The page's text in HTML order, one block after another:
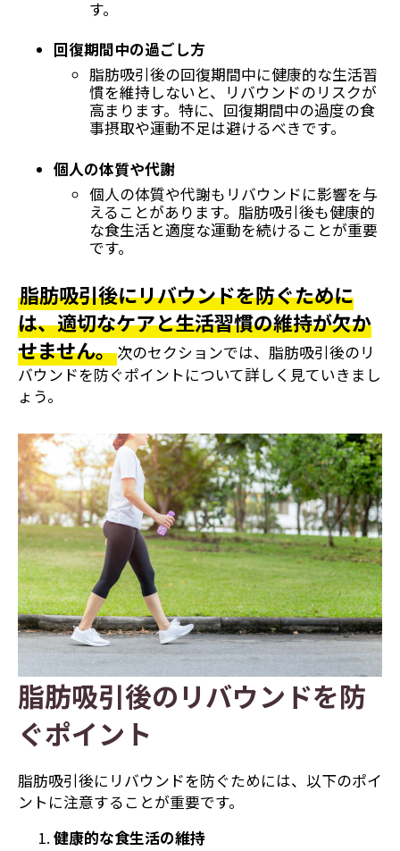
す。
回復期間中の過ごし方
脂肪吸引後の回復期間中に健康的な生活習
慣を維持しないと、リバウンドのリスクが
高まります。特に、回復期間中の過度の食
事摂取や運動不足は避けるべきです。
個人の体質や代謝
個人の体質や代謝もリバウンドに影響を与
えることがあります。脂肪吸引後も健康的
な食生活と適度な運動を続けることが重要
です。
脂肪吸引後にリバウンドを防ぐために
は、適切なケアと生活習慣の維持が欠か
せません。次のセクションでは、脂肪吸引後のリ
バウンドを防ぐポイントについて詳しく見ていきまし
ょう。
脂肪吸引後のリバウンドを防
ぐポイント
脂肪吸引後にリバウンドを防ぐためには、以下のポイ
ントに注意することが重要です。
健康的な食生活の維持